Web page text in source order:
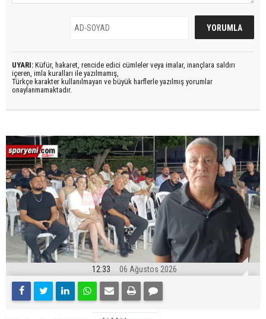
UYARI: Küfür, hakaret, rencide edici cümleler veya imalar, inançlara saldırı
içeren, imla kuralları ile yazılmamış,
Türkçe karakter kullanılmayan ve büyük harflerle yazılmış yorumlar
onaylanmamaktadır.
12:33 06 Ağustos 2026